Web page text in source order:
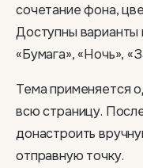
сочетание фона,
Доступны варианты
«Бумага», «Ночь»,
Тема применяется
всю страницу.
донастроить
отправную точку.